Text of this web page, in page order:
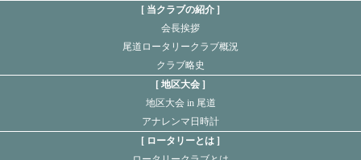
当クラブの紹介
会長挨拶
尾道ロータリークラブ概況
クラブ略史
地区大会
地区大会 in 尾道
アナレンマ日時計
ロータリーとは